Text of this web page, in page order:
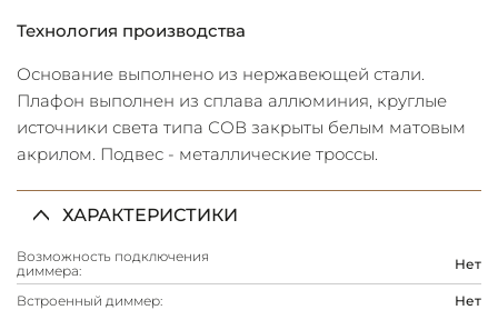
Технология производства
Основание выполнено из нержавеющей стали.
Плафон выполнен из сплава аллюминия, круглые
источники света типа СОВ закрыты белым матовым
акрилом. Подвес - металлические троссы.
ХАРАКТЕРИСТИКИ
Возможность подключения
диммера:
Нет
Встроенный диммер:
Нет